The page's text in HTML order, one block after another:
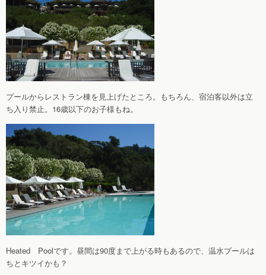
プールからレストラン棟を見上げたところ。もちろん、宿泊客以外は立
ち入り禁止。16歳以下のお子様もね。
Heated Poolです。昼間は90度まで上がる時もあるので、温水プールは
ちとキツイかも？